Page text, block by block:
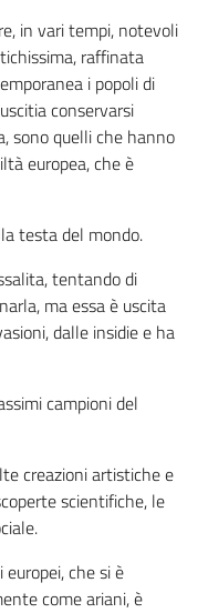
in vari tempi, notevoli
raffinata
i popoli di
conservarsi
sono quelli che hanno
europea, che è
testa del mondo.
tentando di
ma essa è uscita
dalle insidie e ha
campioni del
creazioni artistiche e
scientifiche, le
che si è
come ariani, è